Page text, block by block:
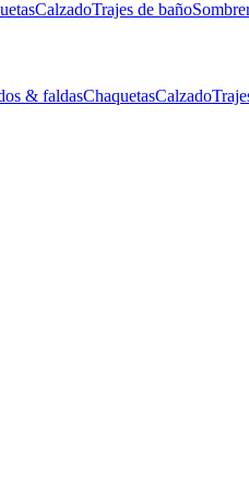
CalzadoTrajes de baño
& faldasChaquetasCalzado